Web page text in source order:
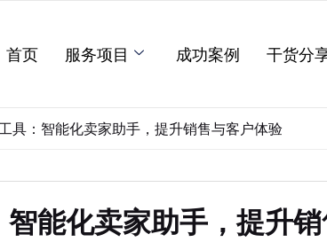
首页 服务项目 成功案例 干货分
具：智能化卖家助手，提升销售与客户体验
能化卖家助手，提升